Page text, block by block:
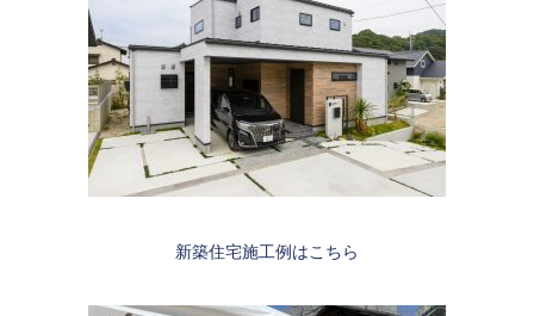
新築住宅施工例はこちら